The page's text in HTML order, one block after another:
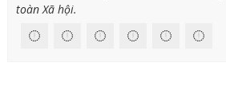
toàn Xã hội.